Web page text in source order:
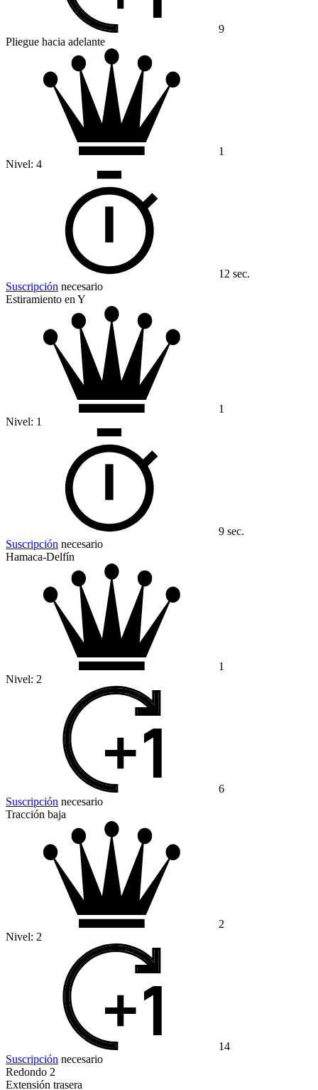
9
Pliegue hacia adelante
1
Nivel: 4
12 sec.
Suscripción necesario
Estiramiento en Y
1
Nivel: 1
9 sec.
Suscripción necesario
Hamaca-Delfín
1
Nivel: 2
6
Suscripción necesario
Tracción baja
2
Nivel: 2
14
Suscripción necesario
Redondo 2
Extensión trasera